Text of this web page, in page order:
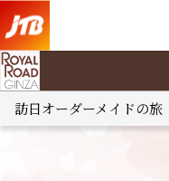
訪日オーダーメイドの旅